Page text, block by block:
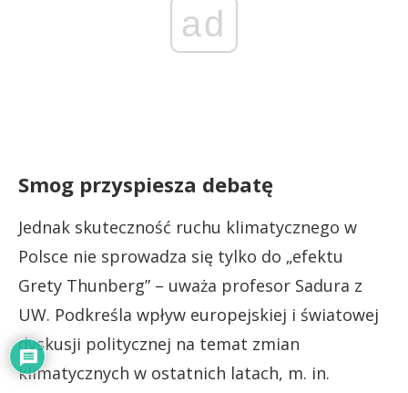
ad
Smog przyspiesza debatę
Jednak skuteczność ruchu klimatycznego w
Polsce nie sprowadza się tylko do „efektu
Grety Thunberg” – uważa profesor Sadura z
UW. Podkreśla wpływ europejskiej i światowej
dyskusji politycznej na temat zmian
klimatycznych w ostatnich latach, m. in.